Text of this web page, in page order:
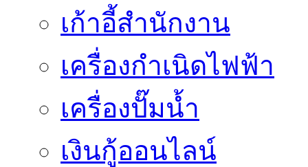
เก้าอี้สำนักงาน
เครื่องกำเนิดไฟฟ้า
เครื่องปั๊มน้ำ
เงินกู้ออนไลน์